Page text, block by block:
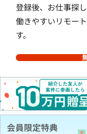
登録後、お仕事探
働きやすいリモー
す。